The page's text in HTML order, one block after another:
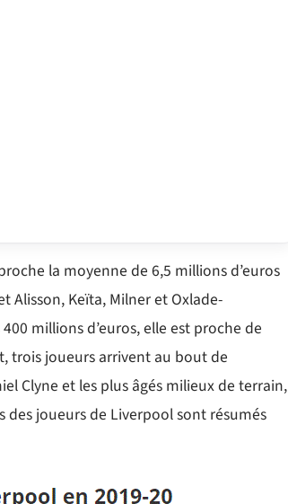
la moyenne de 6,5 millions d’euros
Alisson, Keïta, Milner et Oxlade-
millions d’euros, elle est proche de
trois joueurs arrivent au bout de
Clyne et les plus âgés milieux de terrain,
des joueurs de Liverpool sont résumés